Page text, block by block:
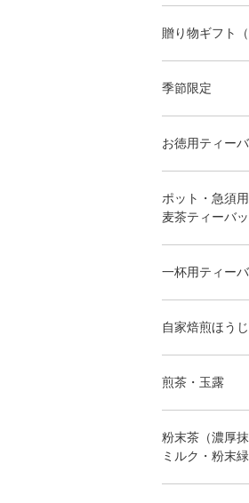
贈り物ギフト
季節限定
お徳用ティー
ポット・急須
麦茶ティーバ
一杯用ティー
自家焙煎ほう
煎茶・玉露
粉末茶（濃厚
ミルク・粉末緑